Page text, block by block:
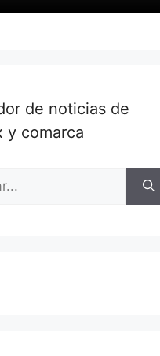
de noticias de
y comarca